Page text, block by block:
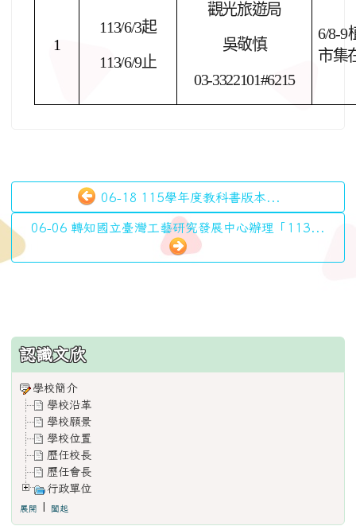
1
113/6/3起
113/6/9止
觀光旅遊局
吳敬慎
03-3322101#6215
6/8-9
市集
06-18 115學年度教科書版本...
06-06 轉知國立臺灣工藝研究發展中心辦理「113...
:::
認識文欣
學校簡介
學校沿革
學校願景
學校位置
歷任校長
歷任會長
行政單位
展開 闔起